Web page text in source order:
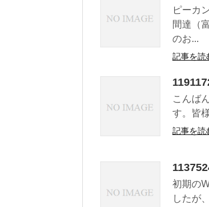
ピーカ
間達（
のお...
記事を読
こんば
す。皆
記事を読
初期の
したが